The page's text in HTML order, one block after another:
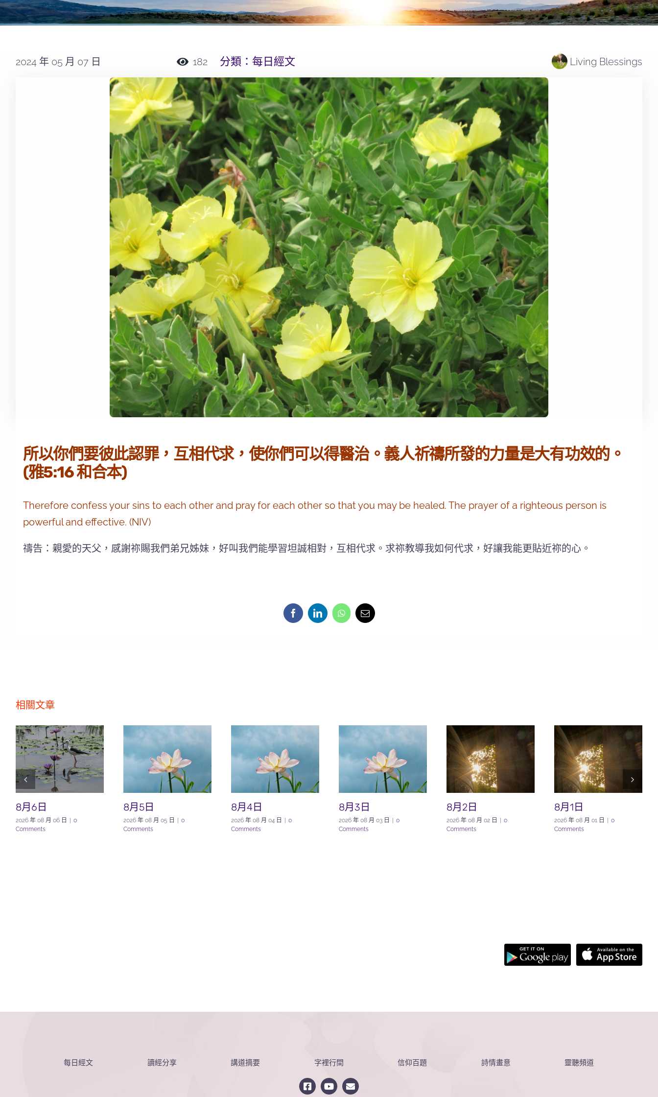
2024 年 05 月 07 日 182 分類： 每日經文 Living Blessings
所以你們要彼此認罪，互相代求，使你們可以得醫治。義人祈禱所發的力量是大有功效的。
(雅5:16 和合本)
Therefore confess your sins to each other and pray for each other so that you may be healed. The prayer of a righteous person is
powerful and effective. (NIV)
禱告：親愛的天父，感謝祢賜我們弟兄姊妹，好叫我們能學習坦誠相對，互相代求。求祢教導我如何代求，好讓我能更貼近祢的心。
相關文章
8月6日
2026 年 08 月 06 日 | 0
Comments
8月5日
2026 年 08 月 05 日 | 0
Comments
8月4日
2026 年 08 月 04 日 | 0
Comments
8月3日
2026 年 08 月 03 日 | 0
Comments
8月2日
2026 年 08 月 02 日 | 0
Comments
8月1日
2026 年 08 月 01 日 | 0
Comments
每日經文 讀經分享 講道摘要 字裡行間 信仰百題 詩情畫意 靈聽頻道